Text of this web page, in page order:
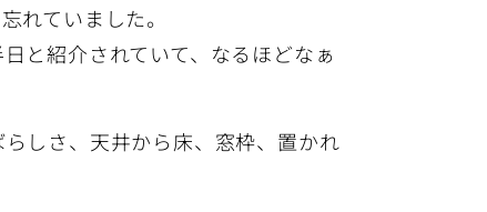
れていました。
と紹介されていて、なるほどなぁ
しさ、天井から床、窓枠、置かれ